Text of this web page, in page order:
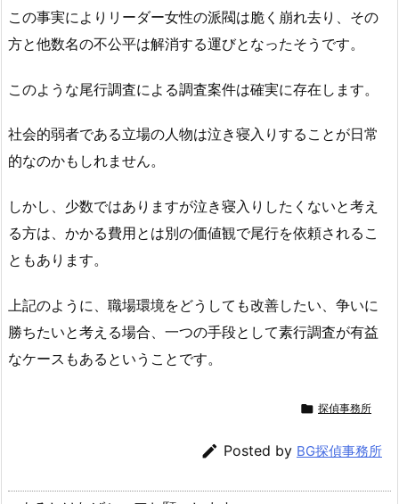
この事実によりリーダー女性の派閥は脆く崩れ去り、その
方と他数名の不公平は解消する運びとなったそうです。
このような尾行調査による調査案件は確実に存在します。
社会的弱者である立場の人物は泣き寝入りすることが日常
的なのかもしれません。
しかし、少数ではありますが泣き寝入りしたくないと考え
る方は、かかる費用とは別の価値観で尾行を依頼されるこ
ともあります。
上記のように、職場環境をどうしても改善したい、争いに
勝ちたいと考える場合、一つの手段として素行調査が有益
なケースもあるということです。
 探偵事務所
 Posted by BG探偵事務所